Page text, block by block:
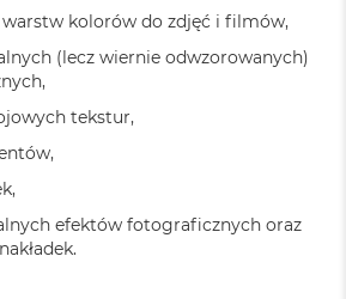
kolorów do zdjęć i filmów,
(lecz wiernie odwzorowanych)
tekstur,
efektów fotograficznych oraz